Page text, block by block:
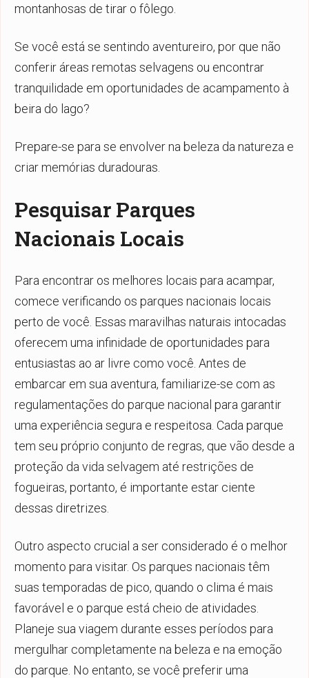
montanhosas de tirar o fôlego.
Se você está se sentindo aventureiro, por que não
conferir áreas remotas selvagens ou encontrar
tranquilidade em oportunidades de acampamento à
beira do lago?
Prepare-se para se envolver na beleza da natureza e
criar memórias duradouras.
Pesquisar Parques
Nacionais Locais
Para encontrar os melhores locais para acampar,
comece verificando os parques nacionais locais
perto de você. Essas maravilhas naturais intocadas
oferecem uma infinidade de oportunidades para
entusiastas ao ar livre como você. Antes de
embarcar em sua aventura, familiarize-se com as
regulamentações do parque nacional para garantir
uma experiência segura e respeitosa. Cada parque
tem seu próprio conjunto de regras, que vão desde a
proteção da vida selvagem até restrições de
fogueiras, portanto, é importante estar ciente
dessas diretrizes.
Outro aspecto crucial a ser considerado é o melhor
momento para visitar. Os parques nacionais têm
suas temporadas de pico, quando o clima é mais
favorável e o parque está cheio de atividades.
Planeje sua viagem durante esses períodos para
mergulhar completamente na beleza e na emoção
do parque. No entanto, se você preferir uma